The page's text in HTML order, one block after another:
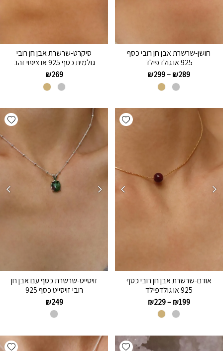
חושן-שרשרת אבן חן רובי כסף
925 או גולדפילד
₪289
–
₪299
סיקרט-שרשרת אבן חן רובי
גולמית כסף 925 או ציפוי זהב
₪269
Add wishlist
אודם-שרשרת אבן חן רובי כסף
925 או גולדפילד
₪199
–
₪229
זויסייט-שרשרת כסף עם אבן חן
רובי זויסייט כסף 925
₪249
Add wishlist